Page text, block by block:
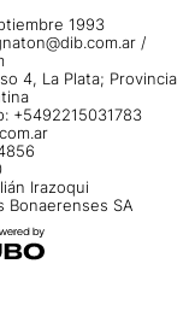
1993
/
4, La Plata; Provincia
+5492215031783
Irazoqui
Bonaerenses SA